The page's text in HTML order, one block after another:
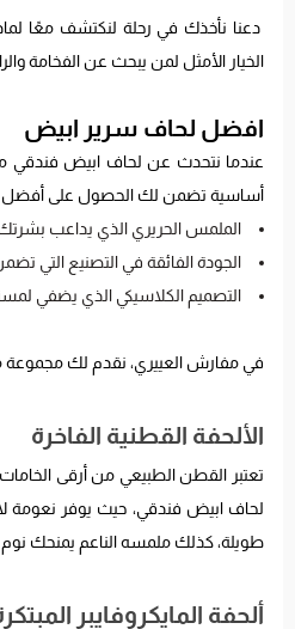
دعنا نأخذك في رحلة لنكتشف معًا
الخيار الأمثل لمن يبحث عن الفخامة
افضل لحاف سرير ابيض
عندما نتحدث عن لحاف ابيض فندقي
أساسية تضمن لك الحصول على أفضل
الملمس الحريري الذي يداعب
الجودة الفائقة في التصنيع التي
التصميم الكلاسيكي الذي يضفي
في مفارش العييري، نقدم لك مجموعة
الألحفة القطنية الفاخرة
تعتبر القطن الطبيعي من أرقى
لحاف ابيض فندقي، حيث يوفر نعومة
طويلة، كذلك ملمسه الناعم يمنحك نوم
ألحفة المايكروفايبر